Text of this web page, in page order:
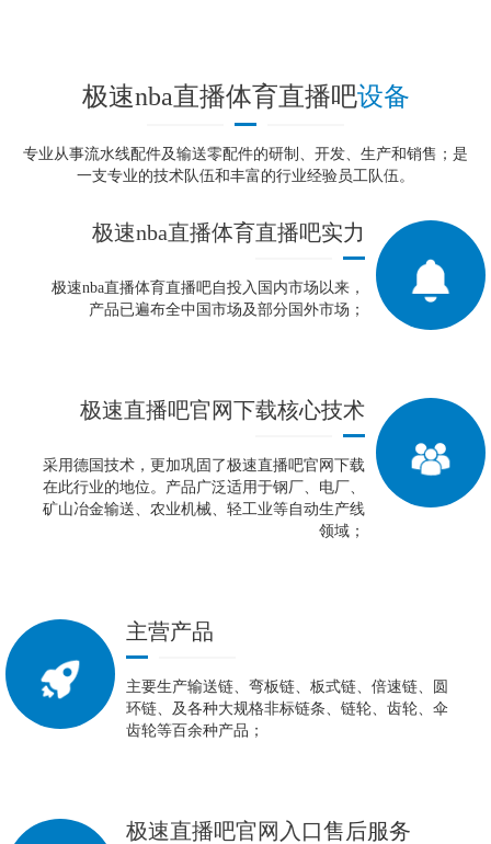
极速nba直播体育直播吧设备
专业从事流水线配件及输送零配件的研制、开发、生产和销售；是
一支专业的技术队伍和丰富的行业经验员工队伍。
极速nba直播体育直播吧实力
极速nba直播体育直播吧自投入国内市场以来，
产品已遍布全中国市场及部分国外市场；
极速直播吧官网下载核心技术
采用德国技术，更加巩固了极速直播吧官网下载
在此行业的地位。产品广泛适用于钢厂、电厂、
矿山冶金输送、农业机械、轻工业等自动生产线
领域；
主营产品
主要生产输送链、弯板链、板式链、倍速链、圆
环链、及各种大规格非标链条、链轮、齿轮、伞
齿轮等百余种产品；
极速直播吧官网入口售后服务